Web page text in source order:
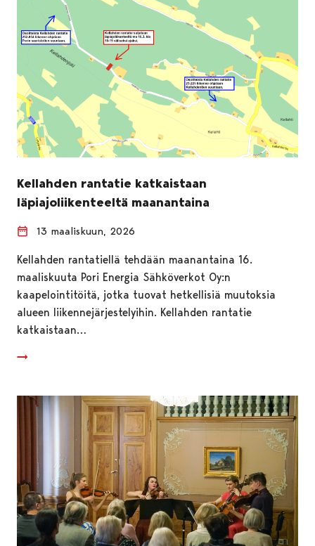
Kellahden rantatie katkaistaan
läpiajoliikenteeltä maanantaina
13 maaliskuun, 2026
Kellahden rantatiellä tehdään maanantaina 16.
maaliskuuta Pori Energia Sähköverkot Oy:n
kaapelointitöitä, jotka tuovat hetkellisiä muutoksia
alueen liikennejärjestelyihin. Kellahden rantatie
katkaistaan…